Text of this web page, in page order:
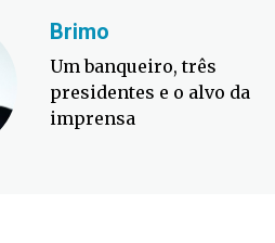
Brimo
Um banqueiro, três
presidentes e o alvo da
imprensa